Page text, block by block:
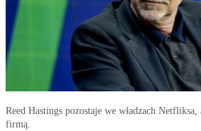
Reed Hastings pozostaje we władzach
firmą.